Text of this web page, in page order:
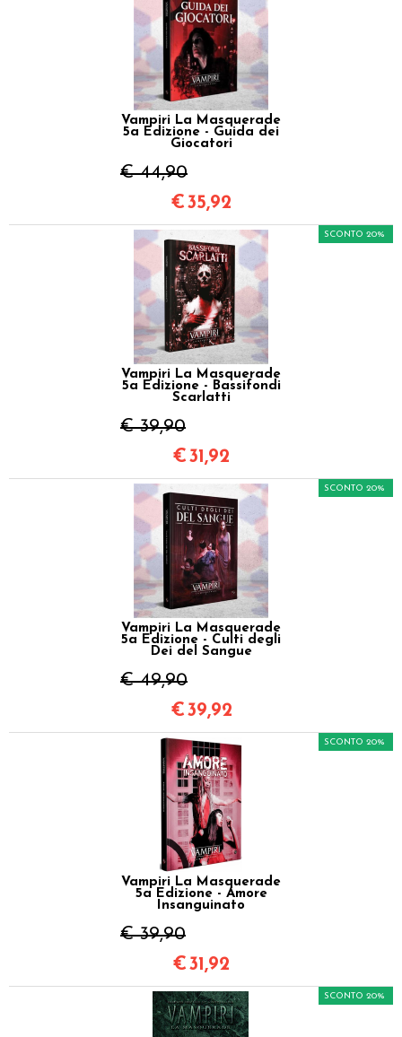
Vampiri La Masquerade
5a Edizione - Guida dei
Giocatori
€ 44,90
€35,92
Vampiri La Masquerade
5a Edizione - Bassifondi
Scarlatti
€ 39,90
SCONTO 20%
€31,92
Vampiri La Masquerade
5a Edizione - Culti degli
Dei del Sangue
€ 49,90
SCONTO 20%
€39,92
Vampiri La Masquerade
5a Edizione - Amore
Insanguinato
€ 39,90
SCONTO 20%
€31,92
SCONTO 20%